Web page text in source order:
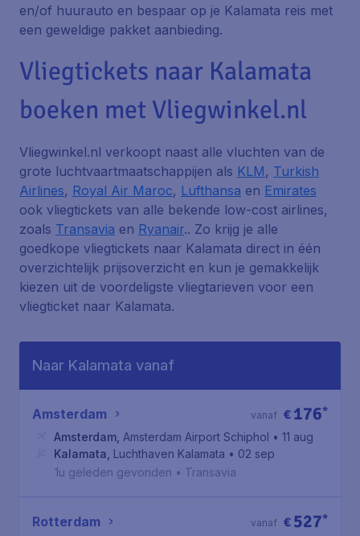
en/of huurauto en bespaar op je Kalamata reis met
een geweldige pakket aanbieding.
Vliegtickets naar Kalamata
boeken met Vliegwinkel.nl
Vliegwinkel.nl verkoopt naast alle vluchten van de
grote luchtvaartmaatschappijen als KLM, Turkish
Airlines, Royal Air Maroc, Lufthansa en Emirates
ook vliegtickets van alle bekende low-cost airlines,
zoals Transavia en Ryanair.. Zo krijg je alle
goedkope vliegtickets naar Kalamata direct in één
overzichtelijk prijsoverzicht en kun je gemakkelijk
kiezen uit de voordeligste vliegtarieven voor een
vliegticket naar Kalamata.
Naar Kalamata vanaf
Amsterdam € 176*
vanaf
Amsterdam Amsterdam Airport Schiphol • 11 aug
Kalamata Luchthaven Kalamata • 02 sep
1u geleden gevonden • Transavia
Rotterdam € 527*
vanaf